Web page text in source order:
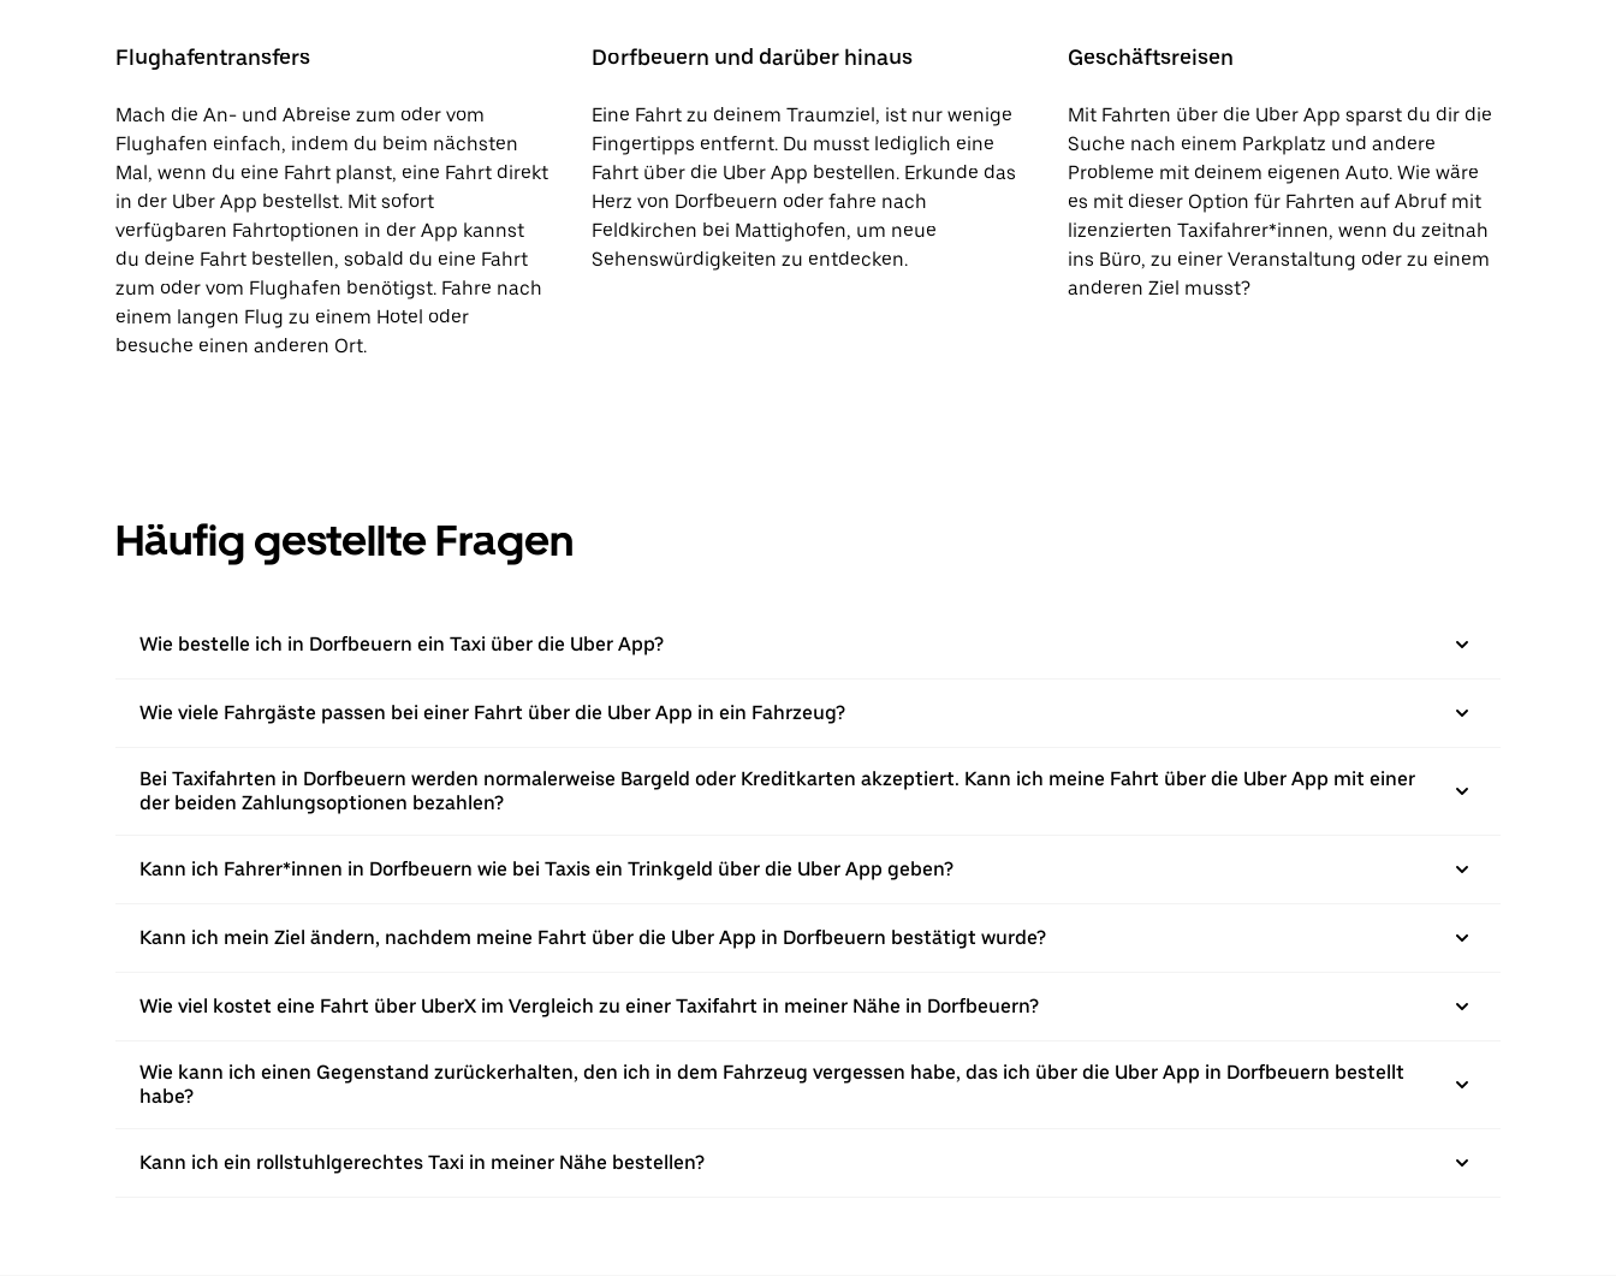
Flughafentransfers
Mach die An- und Abreise zum oder vom
Flughafen einfach, indem du beim nächsten
Mal, wenn du eine Fahrt planst, eine Fahrt direkt
in der Uber App bestellst. Mit sofort
verfügbaren Fahrtoptionen in der App kannst
du deine Fahrt bestellen, sobald du eine Fahrt
zum oder vom Flughafen benötigst. Fahre nach
einem langen Flug zu einem Hotel oder
besuche einen anderen Ort.
Dorfbeuern und darüber hinaus
Eine Fahrt zu deinem Traumziel, ist nur wenige
Fingertipps entfernt. Du musst lediglich eine
Fahrt über die Uber App bestellen. Erkunde das
Herz von Dorfbeuern oder fahre nach
Feldkirchen bei Mattighofen, um neue
Sehenswürdigkeiten zu entdecken.
Geschäftsreisen
Mit Fahrten über die Uber App sparst du dir die
Suche nach einem Parkplatz und andere
Probleme mit deinem eigenen Auto. Wie wäre
es mit dieser Option für Fahrten auf Abruf mit
lizenzierten Taxifahrer*innen, wenn du zeitnah
ins Büro, zu einer Veranstaltung oder zu einem
anderen Ziel musst?
Häufig gestellte Fragen
Wie bestelle ich in Dorfbeuern ein Taxi über die Uber App?
Wie viele Fahrgäste passen bei einer Fahrt über die Uber App in ein Fahrzeug?
Bei Taxifahrten in Dorfbeuern werden normalerweise Bargeld oder Kreditkarten akzeptiert. Kann ich meine Fahrt über die Uber App mit einer
der beiden Zahlungsoptionen bezahlen?
Kann ich Fahrer*innen in Dorfbeuern wie bei Taxis ein Trinkgeld über die Uber App geben?
Kann ich mein Ziel ändern, nachdem meine Fahrt über die Uber App in Dorfbeuern bestätigt wurde?
Wie viel kostet eine Fahrt über UberX im Vergleich zu einer Taxifahrt in meiner Nähe in Dorfbeuern?
Wie kann ich einen Gegenstand zurückerhalten, den ich in dem Fahrzeug vergessen habe, das ich über die Uber App in Dorfbeuern bestellt
habe?
Kann ich ein rollstuhlgerechtes Taxi in meiner Nähe bestellen?